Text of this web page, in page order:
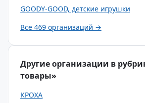
GOODY-GOOD, детские игрушки
Все 469 организаций →
Другие организации в
товары»
КРОХА